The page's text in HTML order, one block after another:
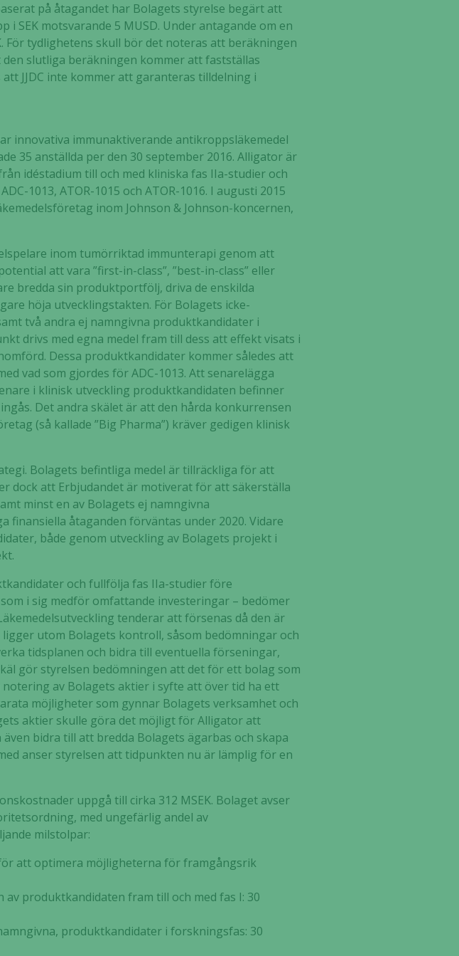
på åtagandet har Bolagets styrelse begärt att
SEK motsvarande 5 MUSD. Under antagande om en
För tydlighetens skull bör det noteras att beräkningen
slutliga beräkningen kommer att fastställas
JJDC inte kommer att garanteras tilldelning i
innovativa immunaktiverande antikroppsläkemedel
35 anställda per den 30 september 2016. Alligator är
idéstadium till och med kliniska fas IIa-studier och
1013, ATOR-1015 och ATOR-1016. I augusti 2015
inom Johnson & Johnson-koncernen,
inom tumörriktad immunterapi genom att
att vara ”first-in-class”, ”best-in-class” eller
bredda sin produktportfölj, driva de enskilda
höja utvecklingstakten. För Bolagets icke-
två andra ej namngivna produktkandidater i
drivs med egna medel fram till dess att effekt visats i
Dessa produktkandidater kommer således att
vad som gjordes för ADC-1013. Att senarelägga
i klinisk utveckling produktkandidaten befinner
Det andra skälet är att den hårda konkurrensen
(så kallade ”Big Pharma”) kräver gedigen klinisk
Bolagets befintliga medel är tillräckliga för att
dock att Erbjudandet är motiverat för att säkerställa
minst en av Bolagets ej namngivna
åtaganden förväntas under 2020. Vidare
både genom utveckling av Bolagets projekt i
och fullfölja fas IIa-studier före
i sig medför omfattande investeringar – bedömer
tenderar att försenas då den är
utom Bolagets kontroll, såsom bedömningar och
tidsplanen och bidra till eventuella förseningar,
gör styrelsen bedömningen att det för ett bolag som
av Bolagets aktier i syfte att över tid ha ett
möjligheter som gynnar Bolagets verksamhet och
aktier skulle göra det möjligt för Alligator att
bidra till att bredda Bolagets ägarbas och skapa
anser styrelsen att tidpunkten nu är lämplig för en
uppgå till cirka 312 MSEK. Bolaget avser
med ungefärlig andel av
milstolpar:
att optimera möjligheterna för framgångsrik
produktkandidaten fram till och med fas I: 30
produktkandidater i forskningsfas: 30
Nödvändiga
Dessa kakor
går inte att
välja bort. De
behövs för
att hemsidan
över huvud
taget ska
fungera.
För att vi ska
kunna
förbättra
hemsidans
funktionalitet
och
baserat på
hur hemsidan
används.
Upplevelse
För att vår
hemsida ska
prestera så
bra som
möjligt
under ditt
du nekar de
här kakorna
kommer viss
funktionalitet
att försvinna
från
Marknadsföring